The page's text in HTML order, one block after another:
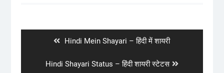
Previous
Hindi Mein Shayari – हिंदी में शायरी
Next
Hindi Shayari Status – हिंदी शायरी स्टेटस